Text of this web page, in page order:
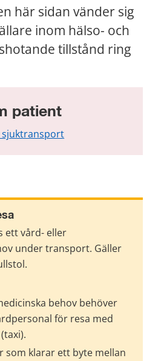
här sidan vänder sig
inom hälso- och
tillstånd ring
patient
sjuktransport
ett vård- eller
under transport. Gäller
behov behöver
för resa med
som klarar ett byte mellan